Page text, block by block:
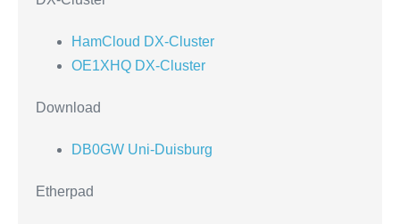
HamCloud DX-Cluster
OE1XHQ DX-Cluster
Download
DB0GW Uni-Duisburg
Etherpad